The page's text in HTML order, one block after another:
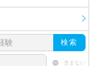
検索
含まない